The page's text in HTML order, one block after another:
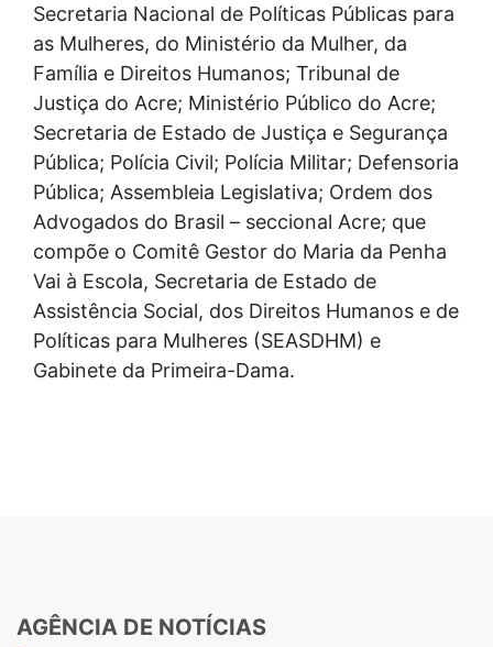
Secretaria Nacional de Políticas Públicas para
as Mulheres, do Ministério da Mulher, da
Família e Direitos Humanos; Tribunal de
Justiça do Acre; Ministério Público do Acre;
Secretaria de Estado de Justiça e Segurança
Pública; Polícia Civil; Polícia Militar; Defensoria
Pública; Assembleia Legislativa; Ordem dos
Advogados do Brasil – seccional Acre; que
compõe o Comitê Gestor do Maria da Penha
Vai à Escola, Secretaria de Estado de
Assistência Social, dos Direitos Humanos e de
Políticas para Mulheres (SEASDHM) e
Gabinete da Primeira-Dama.
AGÊNCIA DE NOTÍCIAS